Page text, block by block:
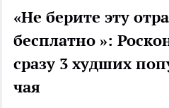
«Не берите эту
бесплатно »:
сразу 3 худших
чая